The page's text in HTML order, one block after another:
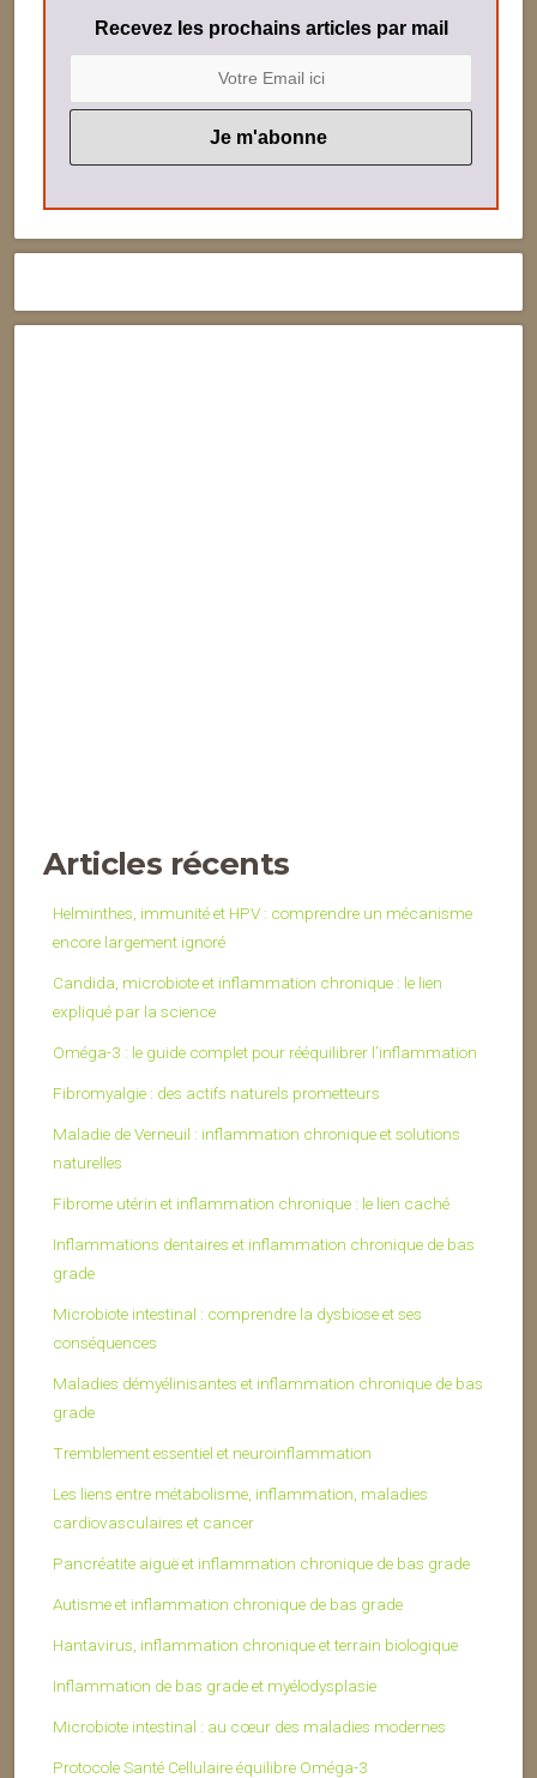
Recevez les prochains articles par mail
Articles récents
Helminthes, immunité et HPV : comprendre un mécanisme
encore largement ignoré
Candida, microbiote et inflammation chronique : le lien
expliqué par la science
Oméga-3 : le guide complet pour rééquilibrer l’inflammation
Fibromyalgie : des actifs naturels prometteurs
Maladie de Verneuil : inflammation chronique et solutions
naturelles
Fibrome utérin et inflammation chronique : le lien caché
Inflammations dentaires et inflammation chronique de bas
grade
Microbiote intestinal : comprendre la dysbiose et ses
conséquences
Maladies démyélinisantes et inflammation chronique de bas
grade
Tremblement essentiel et neuroinflammation
Les liens entre métabolisme, inflammation, maladies
cardiovasculaires et cancer
Pancréatite aiguë et inflammation chronique de bas grade
Autisme et inflammation chronique de bas grade
Hantavirus, inflammation chronique et terrain biologique
Inflammation de bas grade et myélodysplasie
Microbiote intestinal : au cœur des maladies modernes
Protocole Santé Cellulaire équilibre Oméga-3